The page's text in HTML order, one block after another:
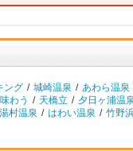
ング / 城崎温泉 / あわら温泉
わう / 天橋立 / 夕日ヶ浦温
湯村温泉 / はわい温泉 / 竹野